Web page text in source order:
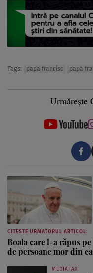
Tags: papa francisc papa
Urmărește
CITESTE URMATORUL ARTICOL:
Boala care l-a răpus
de persoane mor din
MEDIAFAX